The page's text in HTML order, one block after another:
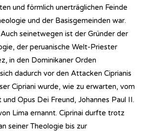
und förmlich unerträglichen Feinde
und der Basisgemeinden war.
seinetwegen ist der Gründer der
der peruanische Welt-Priester
in den Dominikaner Orden
dadurch vor den Attacken Ciprianis
Cipriani wurde, wie zu erwarten, vom
Opus Dei Freund, Johannes Paul II.
Lima ernannt. Ciprinai durfte trotz
seiner Theologie bis zur